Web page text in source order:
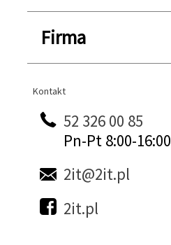
Firma
Kontakt
Kontakt
52 326 00 85
Pn-Pt 8:00-16:00
2it@2it.pl
2it.pl